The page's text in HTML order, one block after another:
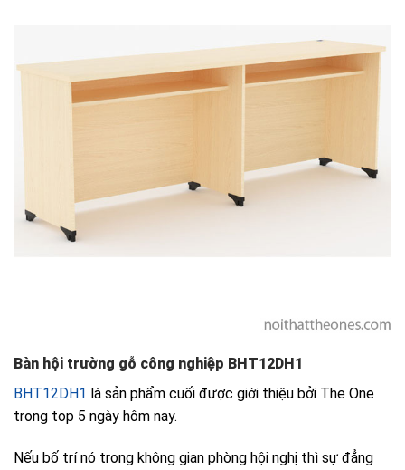
Bàn hội trường gỗ công nghiệp BHT12DH1
BHT12DH1 là sản phẩm cuối được giới thiệu bởi The One
trong top 5 ngày hôm nay.
Nếu bố trí nó trong không gian phòng hội nghị thì sự đẳng